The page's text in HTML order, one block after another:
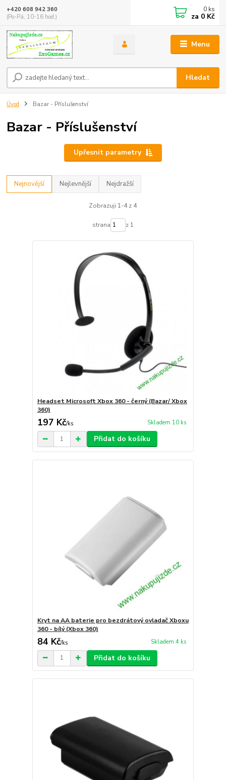
Menu
Hledat
+420 608 942 360
(Po-Pá, 10-16 hod.)
0 ks
za 0 Kč
Úvod Bazar - Příslušenství
Bazar - Příslušenství
Upřesnit parametry
Nejnovější Nejlevnější Nejdražší
Zobrazuji 1-4 z 4
strana z 1
Headset Microsoft Xbox 360 - černý (Bazar/ Xbox
360)
197 Kč/ks Skladem 10 ks
Přidat do košíku
Kryt na AA baterie pro bezdrátový ovladač Xboxu
360 - bílý (Xbox 360)
84 Kč/ks Skladem 4 ks
Přidat do košíku